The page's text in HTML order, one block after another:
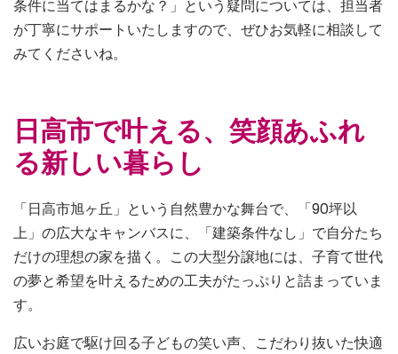
条件に当てはまるかな？」という疑問については、担当者
が丁寧にサポートいたしますので、ぜひお気軽に相談して
みてくださいね。
日高市で叶える、笑顔あふれ
る新しい暮らし
「日高市旭ヶ丘」という自然豊かな舞台で、「90坪以
上」の広大なキャンバスに、「建築条件なし」で自分たち
だけの理想の家を描く。この大型分譲地には、子育て世代
の夢と希望を叶えるための工夫がたっぷりと詰まっていま
す。
広いお庭で駆け回る子どもの笑い声、こだわり抜いた快適